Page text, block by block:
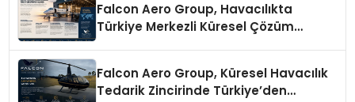
Falcon Aero Group, Havacılıkta
Türkiye Merkezli Küresel Çözüm
Falcon Aero Group, Küresel Havacılık
Tedarik Zincirinde Türkiye’den